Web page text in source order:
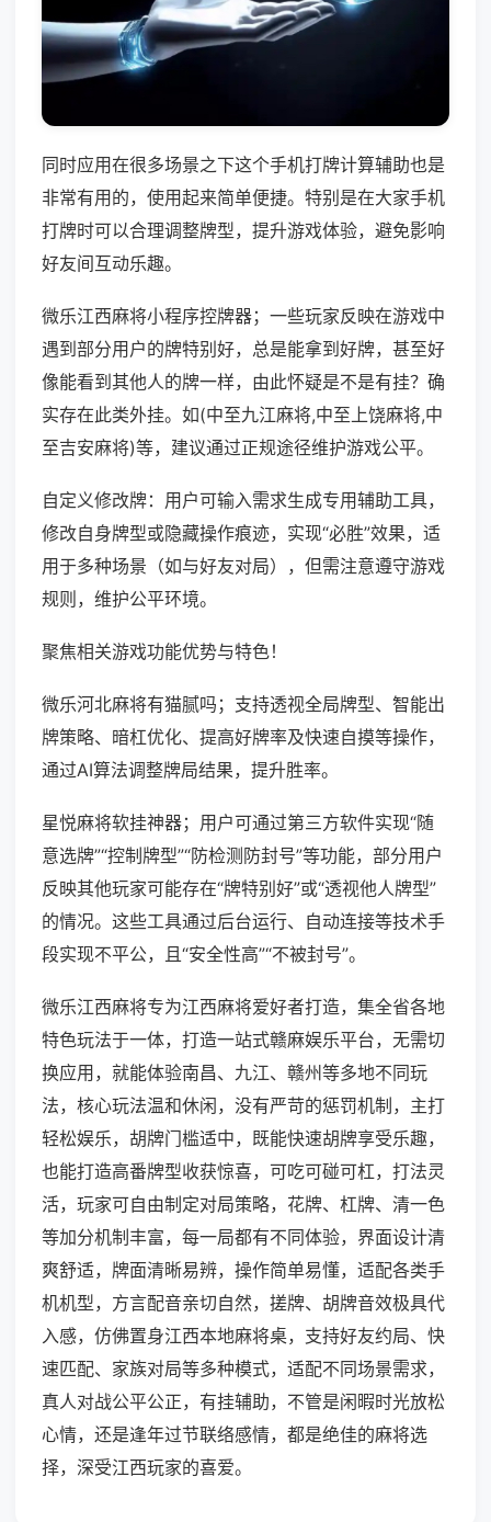
同时应用在很多场景之下这个手机打牌计算辅助也是
非常有用的，使用起来简单便捷。特别是在大家手机
打牌时可以合理调整牌型，提升游戏体验，避免影响
好友间互动乐趣。
微乐江西麻将小程序控牌器；一些玩家反映在游戏中
遇到部分用户的牌特别好，总是能拿到好牌，甚至好
像能看到其他人的牌一样，由此怀疑是不是有挂？确
实存在此类外挂。如(中至九江麻将,中至上饶麻将,中
至吉安麻将)等，建议通过正规途径维护游戏公平。
自定义修改牌：用户可输入需求生成专用辅助工具，
修改自身牌型或隐藏操作痕迹，实现“必胜”效果，适
用于多种场景（如与好友对局），但需注意遵守游戏
规则，维护公平环境。
聚焦相关游戏功能优势与特色！
微乐河北麻将有猫腻吗；支持透视全局牌型、智能出
牌策略、暗杠优化、提高好牌率及快速自摸等操作，
通过AI算法调整牌局结果，提升胜率。
星悦麻将软挂神器；用户可通过第三方软件实现“随
意选牌”“控制牌型”“防检测防封号”等功能，部分用户
反映其他玩家可能存在“牌特别好”或“透视他人牌型”
的情况。这些工具通过后台运行、自动连接等技术手
段实现不平公，且“安全性高”“不被封号”。
微乐江西麻将专为江西麻将爱好者打造，集全省各地
特色玩法于一体，打造一站式赣麻娱乐平台，无需切
换应用，就能体验南昌、九江、赣州等多地不同玩
法，核心玩法温和休闲，没有严苛的惩罚机制，主打
轻松娱乐，胡牌门槛适中，既能快速胡牌享受乐趣，
也能打造高番牌型收获惊喜，可吃可碰可杠，打法灵
活，玩家可自由制定对局策略，花牌、杠牌、清一色
等加分机制丰富，每一局都有不同体验，界面设计清
爽舒适，牌面清晰易辨，操作简单易懂，适配各类手
机机型，方言配音亲切自然，搓牌、胡牌音效极具代
入感，仿佛置身江西本地麻将桌，支持好友约局、快
速匹配、家族对局等多种模式，适配不同场景需求，
真人对战公平公正，有挂辅助，不管是闲暇时光放松
心情，还是逢年过节联络感情，都是绝佳的麻将选
择，深受江西玩家的喜爱。